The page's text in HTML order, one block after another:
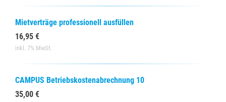
Mietverträge professionell ausfüllen
16,95 €
inkl. 7% MwSt.
CAMPUS Betriebskostenabrechnung 10
35,00 €